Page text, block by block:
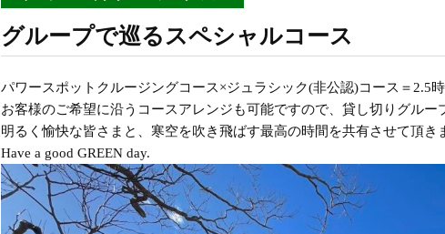
グループで巡るスペシャルコース
パワースポットクルージングコース×ジュラシック(非公認)コース＝2.5
お客様のご希望に沿うコースアレンジも可能ですので、貸し切りグルー
明るく愉快な皆さまと、寒空を吹き飛ばす最高の時間を共有させて頂き
Have a good GREEN day.